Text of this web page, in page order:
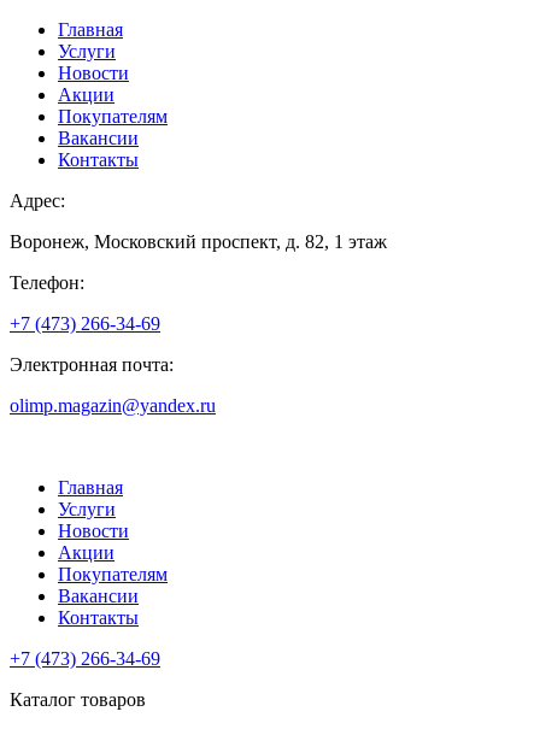
Главная
Услуги
Новости
Акции
Покупателям
Вакансии
Контакты
Адрес:
Воронеж, Московский проспект, д. 82, 1 этаж
Телефон:
+7 (473) 266-34-69
Электронная почта:
olimp.magazin@yandex.ru
Главная
Услуги
Новости
Акции
Покупателям
Вакансии
Контакты
+7 (473) 266-34-69
Каталог товаров